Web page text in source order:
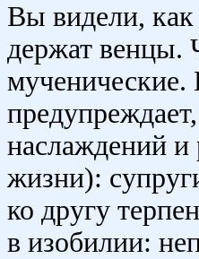
Вы видели,
держат венцы.
мученические.
наслаждений и
жизни):
ко другу
в изобилии: